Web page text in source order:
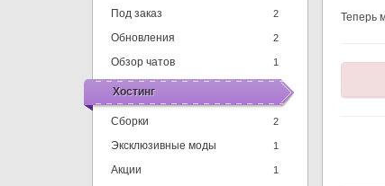
Под заказ 2
Обновления 2
Обзор чатов 1
Хостинг
Сборки 2
Эксклюзивные моды 1
Акции 1
Теперь